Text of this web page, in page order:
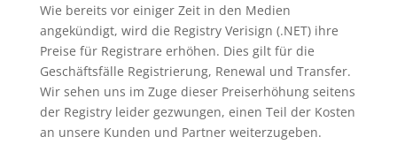
Wie bereits vor einiger Zeit in den Medien
angekündigt, wird die Registry Verisign (.NET) ihre
Preise für Registrare erhöhen. Dies gilt für die
Geschäftsfälle Registrierung, Renewal und Transfer.
Wir sehen uns im Zuge dieser Preiserhöhung seitens
der Registry leider gezwungen, einen Teil der Kosten
an unsere Kunden und Partner weiterzugeben.